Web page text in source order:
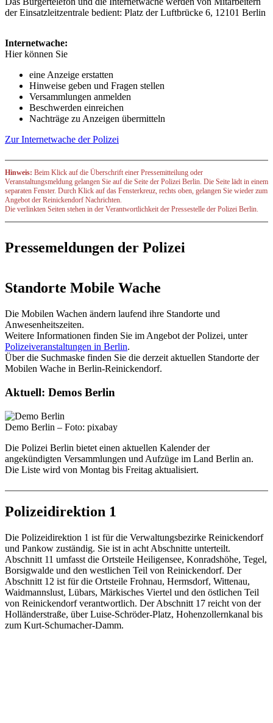
der Einsatzleitzentrale bedient: Platz der Luftbrücke 6, 12101 Berlin
Internetwache:
Hier können Sie
eine Anzeige erstatten
Hinweise geben und Fragen stellen
Versammlungen anmelden
Beschwerden einreichen
Nachträge zu Anzeigen übermitteln
Zur Internetwache der Polizei
Hinweis: Beim Klick auf die Überschrift einer Pressemitteilung oder
Veranstaltungsmeldung gelangen Sie auf die Seite der Polizei Berlin. Die Seite lädt in einem
separaten Fenster. Durch Klick auf das Fensterkreuz, rechts oben, gelangen Sie wieder zum
Angebot der Reinickendorf Nachrichten.
Die verlinkten Seiten stehen in der Verantwortlichkeit der Pressestelle der Polizei Berlin.
Pressemeldungen der Polizei
Standorte Mobile Wache
Die Mobilen Wachen ändern laufend ihre Standorte und
Anwesenheitszeiten.
Weitere Informationen finden Sie im Angebot der Polizei, unter
Polizeiveranstaltungen in Berlin.
Über die Suchmaske finden Sie die derzeit aktuellen Standorte der
Mobilen Wache in Berlin-Reinickendorf.
Aktuell: Demos Berlin
Demo Berlin – Foto: pixabay
Die Polizei Berlin bietet einen aktuellen Kalender der
angekündigten Versammlungen und Aufzüge im Land Berlin an.
Die Liste wird von Montag bis Freitag aktualisiert.
Polizeidirektion 1
Die Polizeidirektion 1 ist für die Verwaltungsbezirke Reinickendorf
und Pankow zuständig. Sie ist in acht Abschnitte unterteilt.
Abschnitt 11 umfasst die Ortsteile Heiligensee, Konradshöhe, Tegel,
Borsigwalde und den westlichen Teil von Reinickendorf. Der
Abschnitt 12 ist für die Ortsteile Frohnau, Hermsdorf, Wittenau,
Waidmannslust, Lübars, Märkisches Viertel und den östlichen Teil
von Reinickendorf verantwortlich. Der Abschnitt 17 reicht von der
Holländerstraße, über Luise-Schröder-Platz, Hohenzollernkanal bis
zum Kurt-Schumacher-Damm.